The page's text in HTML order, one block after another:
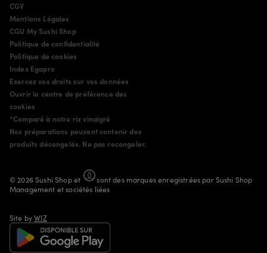
CGV
Mentions Légales
CGU My Sushi Shop
Politique de confidentialité
Politique de cookies
Index Egapro
Exercez vos droits sur vos données
Ouvrir le centre de préférence des
cookies
*Comparé à notre riz vinaigré
Nos préparations peuvent contenir des
produits décongelés. Ne pas recongeler.
©2026Sushi Shopet
sont des marques enregistrées par Sushi Shop
Management et sociétés liées
Site by WIZ